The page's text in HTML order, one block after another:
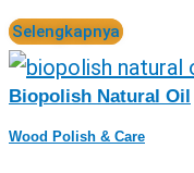
Selengkapnya
Biopolish Natural Oil
Wood Polish & Care